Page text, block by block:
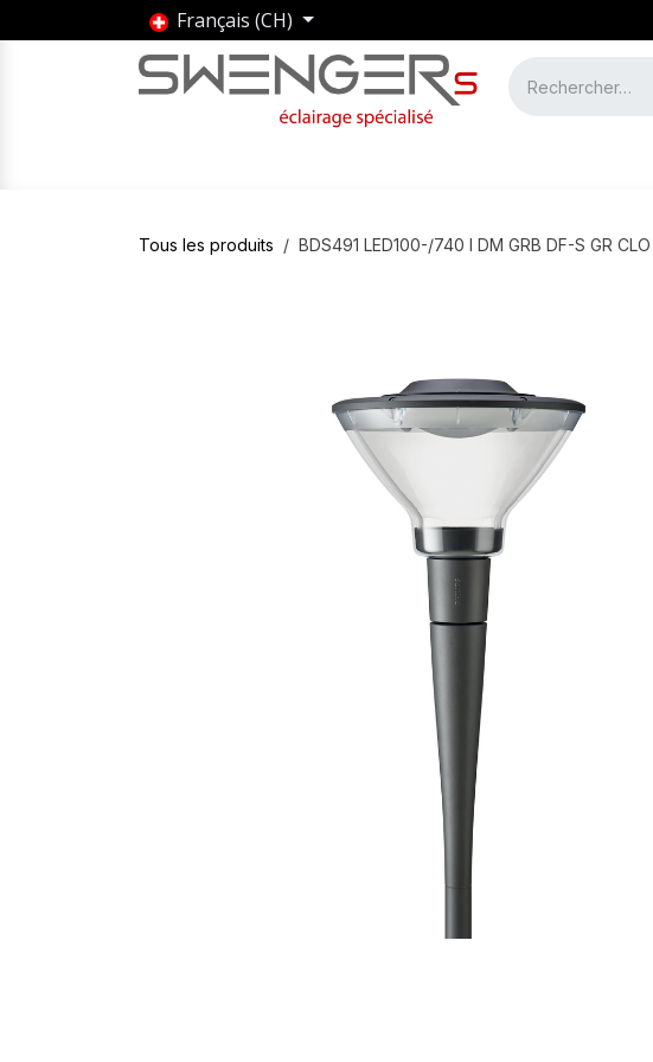
Se rendre au contenu
Français (CH)
Tous les produits BDS491 LED100-/740 I DM GRB DF-S GR CLO